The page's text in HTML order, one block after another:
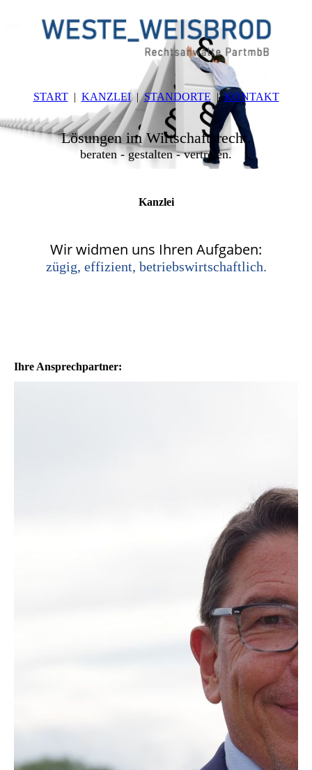
START KANZLEI STANDORTE KONTAKT
Lösungen im Wirtschaftsrecht.
beraten - gestalten - vertreten.
Kanzlei
Wir widmen uns Ihren Aufgaben:
zügig, effizient, betriebswirtschaftlich.
Ihre Ansprechpartner: